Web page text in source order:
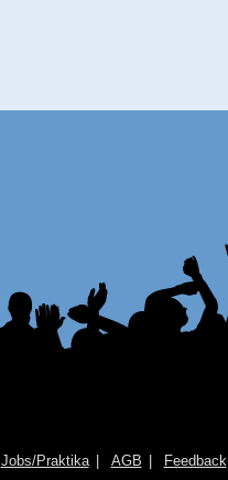
Jobs/Praktika AGB Feedback